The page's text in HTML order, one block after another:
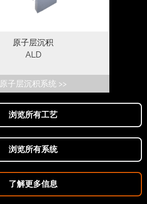
原子层沉积
ALD
原子层沉积系统 >>
浏览所有工艺
浏览所有系统
了解更多信息